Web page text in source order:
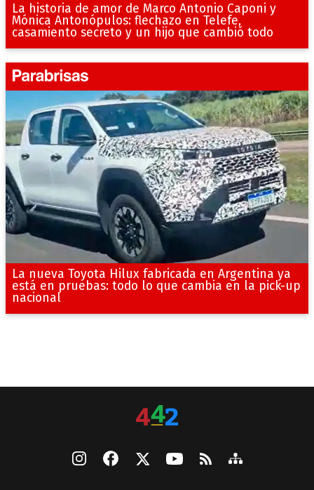
La historia de amor de Marco Antonio Caponi y
Mónica Antonópulos: flechazo en Telefe,
casamiento secreto y un hijo que cambió todo
La nueva Toyota Hilux fabricada en Argentina ya
está en pruebas: todo lo que cambia en la pick-up
nacional